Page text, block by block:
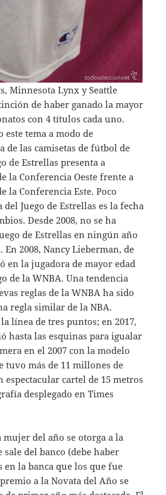
Minnesota Lynx y Seattle
de haber ganado la mayor
con 4 títulos cada uno.
este tema a modo de
de las camisetas de fútbol de
de Estrellas presenta a
la Conferencia Oeste frente a
la Conferencia Este. Poco
del Juego de Estrellas es la fecha
Desde 2008, no se ha
de Estrellas en ningún año
2008, Nancy Lieberman, de
en la jugadora de mayor edad
de la WNBA. Una tendencia
reglas de la WNBA ha sido
regla similar de la NBA.
línea de tres puntos; en 2017,
hasta las esquinas para igualar
en el 2007 con la modelo
tuvo más de 11 millones de
cartel de 15 metros
desplegado en Times
mujer del año se otorga a la
del banco (debe haber
en la banca que los que fue
a la Novata del Año se